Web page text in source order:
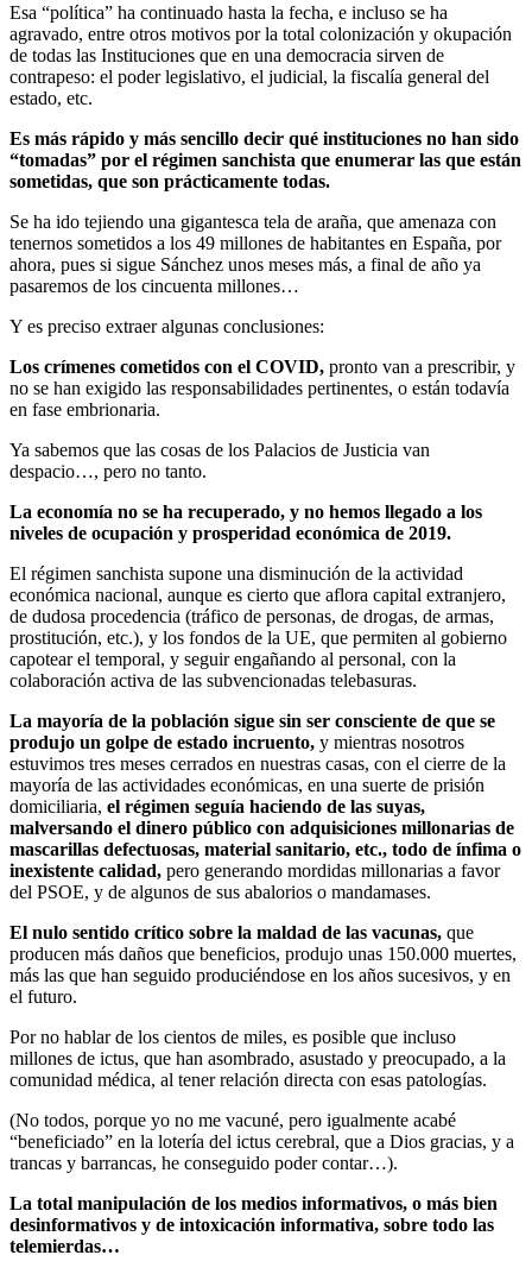
Esa “política” ha continuado hasta la fecha, e incluso se ha
agravado, entre otros motivos por la total colonización y okupación
de todas las Instituciones que en una democracia sirven de
contrapeso: el poder legislativo, el judicial, la fiscalía general del
estado, etc.
Es más rápido y más sencillo decir qué instituciones no han sido
“tomadas” por el régimen sanchista que enumerar las que están
sometidas, que son prácticamente todas.
Se ha ido tejiendo una gigantesca tela de araña, que amenaza con
tenernos sometidos a los 49 millones de habitantes en España, por
ahora, pues si sigue Sánchez unos meses más, a final de año ya
pasaremos de los cincuenta millones…
Y es preciso extraer algunas conclusiones:
Los crímenes cometidos con el COVID, pronto van a prescribir, y
no se han exigido las responsabilidades pertinentes, o están todavía
en fase embrionaria.
Ya sabemos que las cosas de los Palacios de Justicia van
despacio…, pero no tanto.
La economía no se ha recuperado, y no hemos llegado a los
niveles de ocupación y prosperidad económica de 2019.
El régimen sanchista supone una disminución de la actividad
económica nacional, aunque es cierto que aflora capital extranjero,
de dudosa procedencia (tráfico de personas, de drogas, de armas,
prostitución, etc.), y los fondos de la UE, que permiten al gobierno
capotear el temporal, y seguir engañando al personal, con la
colaboración activa de las subvencionadas telebasuras.
La mayoría de la población sigue sin ser consciente de que se
produjo un golpe de estado incruento, y mientras nosotros
estuvimos tres meses cerrados en nuestras casas, con el cierre de la
mayoría de las actividades económicas, en una suerte de prisión
domiciliaria, el régimen seguía haciendo de las suyas,
malversando el dinero público con adquisiciones millonarias de
mascarillas defectuosas, material sanitario, etc., todo de ínfima o
inexistente calidad, pero generando mordidas millonarias a favor
del PSOE, y de algunos de sus abalorios o mandamases.
El nulo sentido crítico sobre la maldad de las vacunas, que
producen más daños que beneficios, produjo unas 150.000 muertes,
más las que han seguido produciéndose en los años sucesivos, y en
el futuro.
Por no hablar de los cientos de miles, es posible que incluso
millones de ictus, que han asombrado, asustado y preocupado, a la
comunidad médica, al tener relación directa con esas patologías.
(No todos, porque yo no me vacuné, pero igualmente acabé
“beneficiado” en la lotería del ictus cerebral, que a Dios gracias, y a
trancas y barrancas, he conseguido poder contar…).
La total manipulación de los medios informativos, o más bien
desinformativos y de intoxicación informativa, sobre todo las
telemierdas…